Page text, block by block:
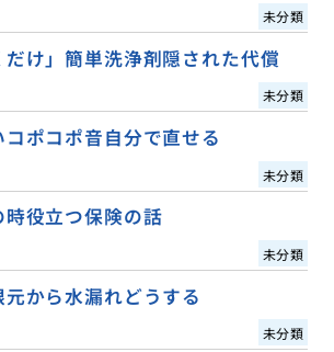
未分類
だけ」簡単洗浄剤隠された代償
未分類
コポコポ音自分で直せる
未分類
役立つ保険の話
未分類
から水漏れどうする
未分類